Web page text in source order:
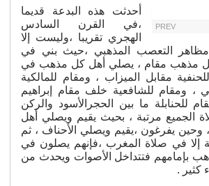
PREV
أحدثت هذه البدعة قديما
،في القرن السادس
الهجري تقريبا ،وليست إلا
مظاهر التعصب المذهبي ،حيث بني في
مذهب مقام ، يصلي أهل كل مذهب في
مقابل الميزاب ، ومقام للمالكية
، ومقام للشافعية خلف مقام إبراهيم
للحنابلة ما بين الحجرالأسود والركن
الجميع مرتبة ، بحيث يقيم ويصلي أهل
وحين يفرغون ،يقيم ويصلي الأحناف ، ثم
إلا في صلاة المغرب ،فإنهم يصلون في
بإمامهم فتتداخل الأصوات ويحدث من
كثير .